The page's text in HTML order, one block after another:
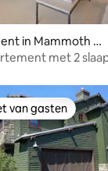
in Mammoth La
met 2
van gasten
van gasten